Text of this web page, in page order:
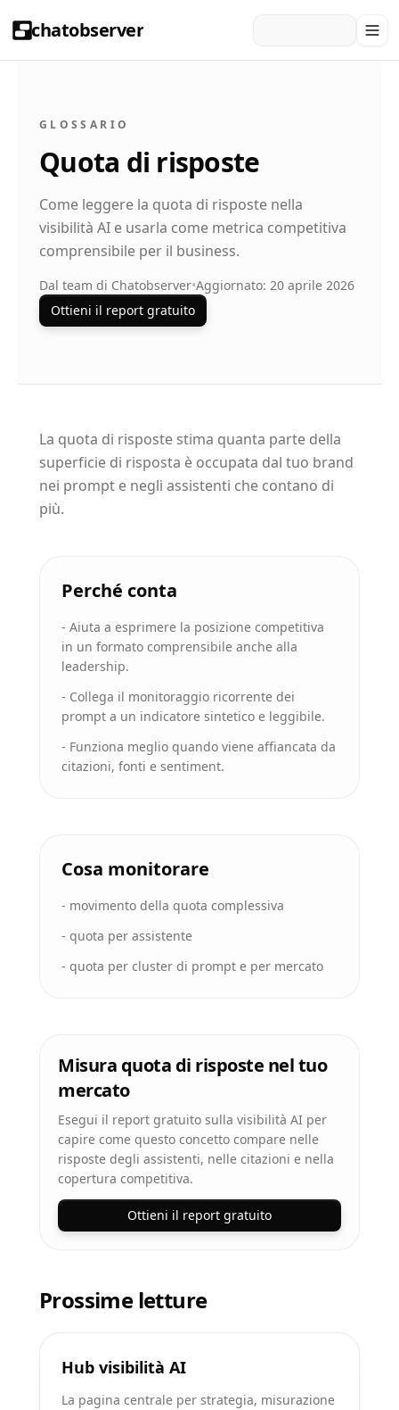
chatobserver
GLOSSARIO
Quota di risposte
Come leggere la quota di risposte nella
visibilità AI e usarla come metrica competitiva
comprensibile per il business.
Dal team di Chatobserver•Aggiornato: 20 aprile 2026
Ottieni il report gratuito
La quota di risposte stima quanta parte della
superficie di risposta è occupata dal tuo brand
nei prompt e negli assistenti che contano di
più.
Perché conta
- Aiuta a esprimere la posizione competitiva
in un formato comprensibile anche alla
leadership.
- Collega il monitoraggio ricorrente dei
prompt a un indicatore sintetico e leggibile.
- Funziona meglio quando viene affiancata da
citazioni, fonti e sentiment.
Cosa monitorare
- movimento della quota complessiva
- quota per assistente
- quota per cluster di prompt e per mercato
Misura quota di risposte nel tuo
mercato
Esegui il report gratuito sulla visibilità AI per
capire come questo concetto compare nelle
risposte degli assistenti, nelle citazioni e nella
copertura competitiva.
Ottieni il report gratuito
Prossime letture
Hub visibilità AI
La pagina centrale per strategia, misurazione